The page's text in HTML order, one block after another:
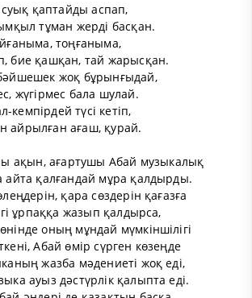
суық қаптайды аспап,
тұман жерді басқан.
тоңғаныма,
бие қашқан, тай жарысқан.
жоқ бұрынғыдай,
жүгірмес бала шулай.
түсі кетіп,
айрылған ағаш, қурай.
ақын, ағартушы Абай музыкалық
айта қалғандай мұра қалдырды.
қара сөздерін қағазға
ұрпаққа жазып қалдырса,
оның мұндай мүмкіншілігі
Абай өмір сүрген көзеңде
жазба мәдениеті жоқ еді,
ауыз дәстүрлік қалыпта еді.